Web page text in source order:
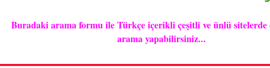
Buradaki arama formu ile Türkçe içerikli çeşitli ve ünlü sitelerde
arama yapabilirsiniz...